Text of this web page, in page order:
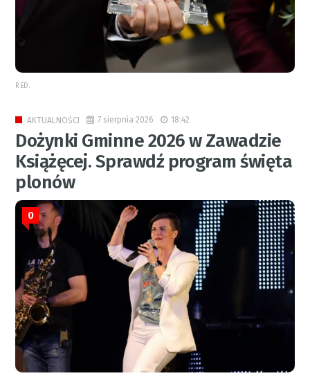
RED.
AKTUALNOŚCI 7 sierpnia 2026 18:42
Dożynki Gminne 2026 w Zawadzie
Książęcej. Sprawdź program święta
plonów
0